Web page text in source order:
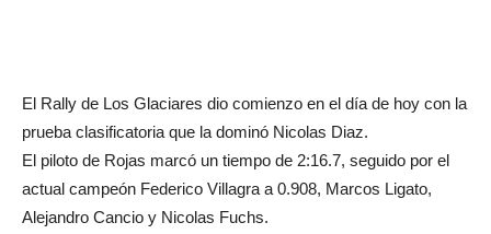
El Rally de Los Glaciares dio comienzo en el día de hoy con la
prueba clasificatoria que la dominó Nicolas Diaz.
El piloto de Rojas marcó un tiempo de 2:16.7, seguido por el
actual campeón Federico Villagra a 0.908, Marcos Ligato,
Alejandro Cancio y Nicolas Fuchs.